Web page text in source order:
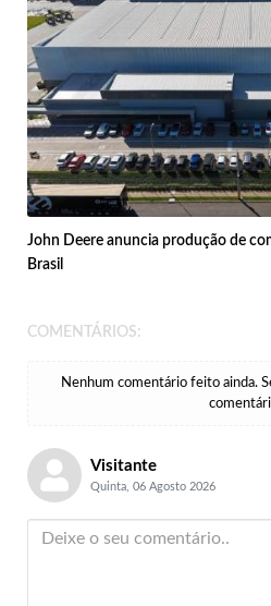
John Deere anuncia produção de
Brasil
COMENTÁRIOS:
Nenhum comentário feito ainda.
Visitante
Quinta, 06 Agosto 2026